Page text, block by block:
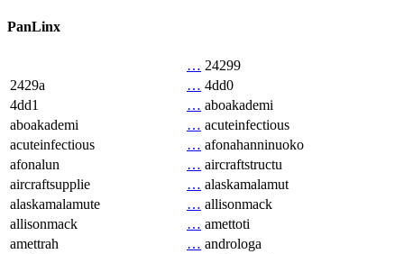
PanLinx
… 24299
2429a
… 4dd0
4dd1
… aboakademi
aboakademi
… acuteinfectious
acuteinfectious
… afonahanninuoko
afonalun
… aircraftstructu
aircraftsupplie
… alaskamalamut
alaskamalamute
… allisonmack
allisonmack
… amettoti
amettrah
… androloga